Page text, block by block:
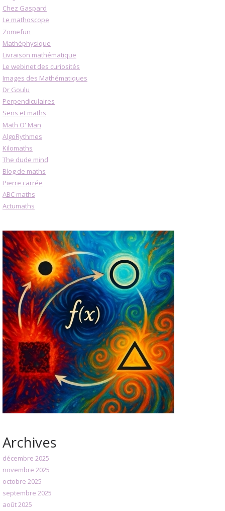
Chez Gaspard
Le mathoscope
Zomefun
Mathéphysique
Livraison mathématique
Le webinet des curiosités
Images des Mathématiques
Dr Goulu
Perpendiculaires
Sens et maths
Math O' Man
AlgoRythmes
Kilomaths
The dude mind
Blog de maths
Pierre carrée
ABC maths
Actumaths
Archives
décembre 2025
novembre 2025
octobre 2025
septembre 2025
août 2025